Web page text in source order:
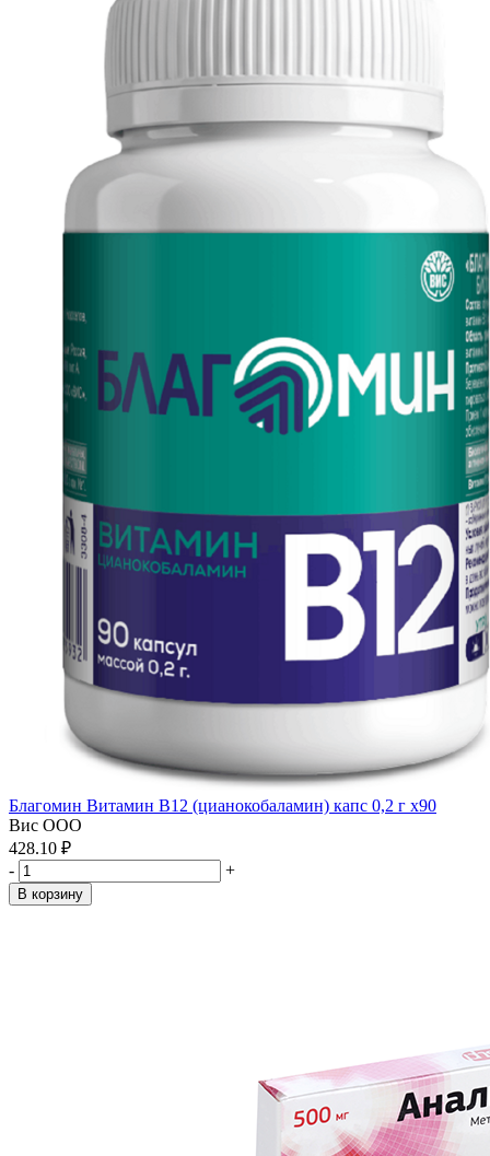
Благомин Витамин В12 (цианокобаламин) капс 0,2 г x90
Вис ООО
428.10 ₽
-
+
В корзину